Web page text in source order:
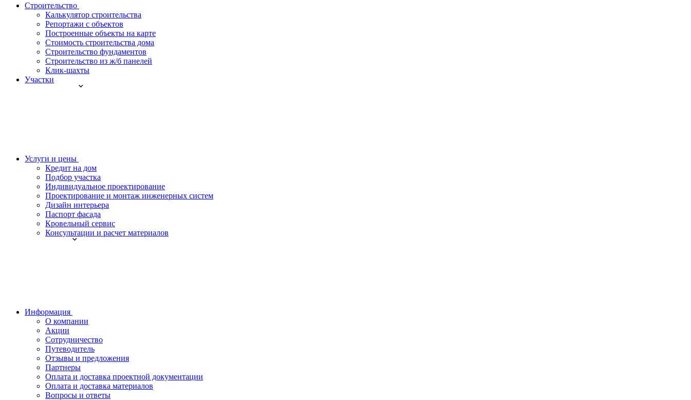
Строительство
Калькулятор строительства
Репортажи с объектов
Построенные объекты на карте
Стоимость строительства дома
Строительство фундаментов
Строительство из ж/б панелей
Клик-шахты
Участки
Услуги и цены
Кредит на дом
Подбор участка
Индивидуальное проектирование
Проектирование и монтаж инженерных систем
Дизайн интерьера
Паспорт фасада
Кровельный сервис
Консультации и расчет материалов
Информация
О компании
Акции
Сотрудничество
Путеводитель
Отзывы и предложения
Партнеры
Оплата и доставка проектной документации
Оплата и доставка материалов
Вопросы и ответы